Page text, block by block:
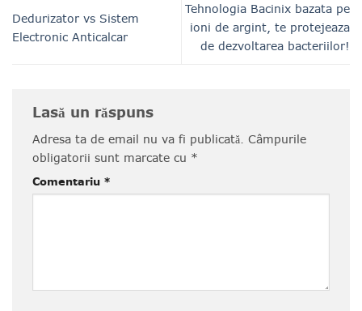
Dedurizator vs Sistem
Electronic Anticalcar
Tehnologia Bacinix bazata pe
ioni de argint, te protejeaza
de dezvoltarea bacteriilor!
Lasă un răspuns
Adresa ta de email nu va fi publicată. Câmpurile
obligatorii sunt marcate cu *
Comentariu *